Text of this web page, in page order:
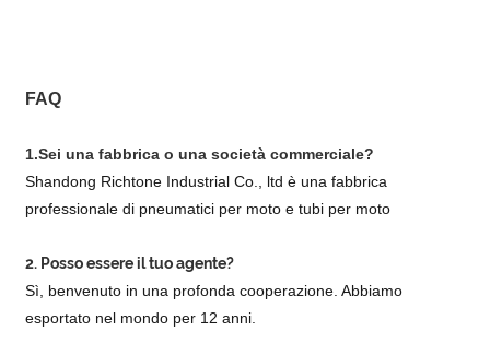
FAQ
1.Sei una fabbrica o una società commerciale?
Shandong Richtone Industrial Co., ltd è una fabbrica
professionale di pneumatici per moto e tubi per moto
2. Posso essere il tuo agente?
Sì, benvenuto in una profonda cooperazione. Abbiamo
esportato nel mondo per 12 anni.